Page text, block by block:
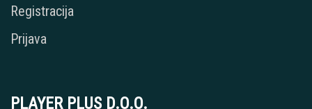
Registracija
Prijava
PLAYER PLUS D.O.O.